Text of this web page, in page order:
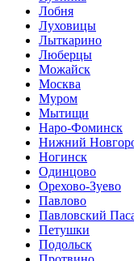
Лобня
Луховицы
Лыткарино
Люберцы
Можайск
Москва
Муром
Мытищи
Наро-Фоминск
Нижний
Ногинск
Одинцово
Орехово-Зуево
Павлово
Павловский
Петушки
Подольск